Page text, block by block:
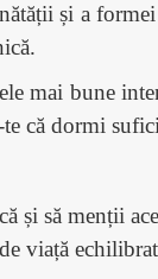
și a
mai bune
că dormi
și să menții
viață